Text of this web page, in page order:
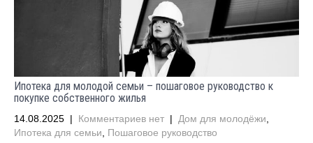
Ипотека для молодой семьи – пошаговое руководство к
покупке собственного жилья
14.08.2025 | Комментариев нет | Дом для молодёжи
Ипотека для семьи
Пошаговое руководство